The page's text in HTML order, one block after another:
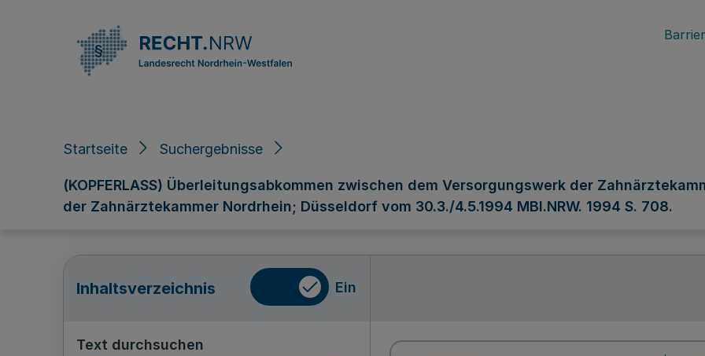
Startseite Suchergebnisse
(KOPFERLASS) Überleitungsabkommen zwischen dem Versorgungswerk der
der Zahnärztekammer Nordrhein; Düsseldorf vom 30.3./4.5.1994 MBl.NRW. 1994 S. 708.
Inhaltsverzeichnis Ein
Text durchsuchen